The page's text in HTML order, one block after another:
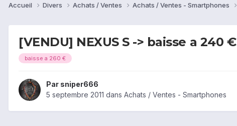
Accueil Divers Achats / Ventes Achats / Ventes - Smartphones
[VENDU] NEXUS S -> baisse a 240 €
baisse a 260 €
Par sniper666
5 septembre 2011 dans Achats / Ventes - Smartphones